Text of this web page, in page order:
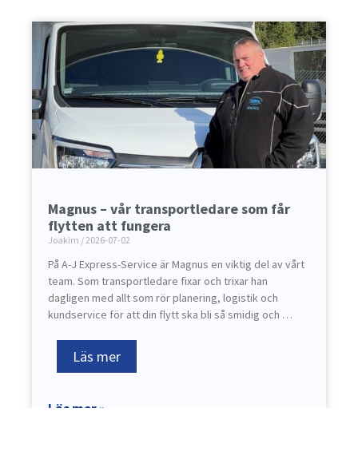
Magnus – vår transportledare som får
flytten att fungera
Joakim 2026-07-02
På A-J Express-Service är Magnus en viktig del av vårt
team. Som transportledare fixar och trixar han
dagligen med allt som rör planering, logistik och
kundservice för att din flytt ska bli så smidig och …
Läs mer
Läs mer »